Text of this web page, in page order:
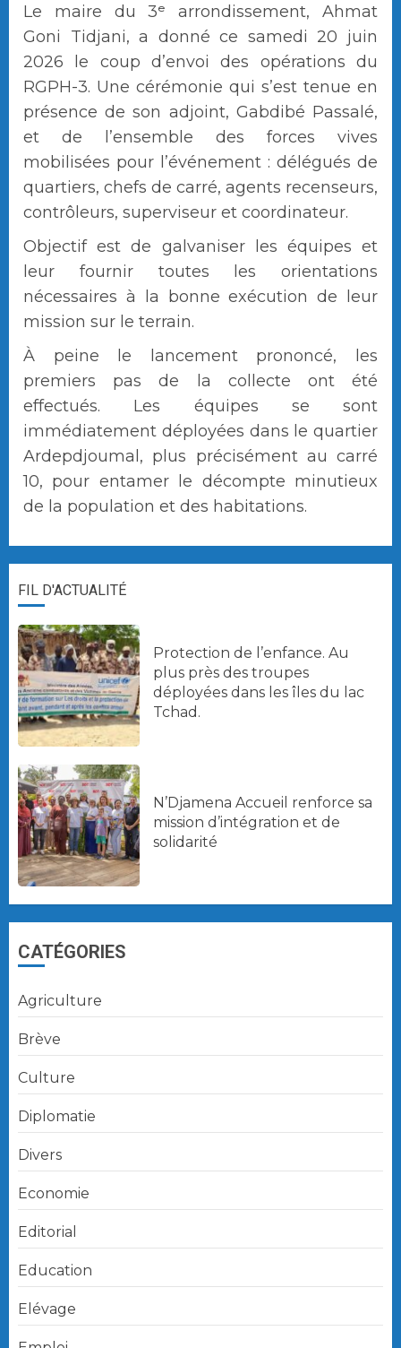
Le maire du 3ᵉ arrondissement, Ahmat
Goni Tidjani, a donné ce samedi 20 juin
2026 le coup d’envoi des opérations du
RGPH-3. Une cérémonie qui s’est tenue en
présence de son adjoint, Gabdibé Passalé,
et de l’ensemble des forces vives
mobilisées pour l’événement : délégués de
quartiers, chefs de carré, agents recenseurs,
contrôleurs, superviseur et coordinateur.
Objectif est de galvaniser les équipes et
leur fournir toutes les orientations
nécessaires à la bonne exécution de leur
mission sur le terrain.
À peine le lancement prononcé, les
premiers pas de la collecte ont été
effectués. Les équipes se sont
immédiatement déployées dans le quartier
Ardepdjoumal, plus précisément au carré
10, pour entamer le décompte minutieux
de la population et des habitations.
FIL D'ACTUALITÉ
Protection de l’enfance. Au
plus près des troupes
déployées dans les îles du lac
Tchad.
N’Djamena Accueil renforce sa
mission d’intégration et de
solidarité
CATÉGORIES
Agriculture
Brève
Culture
Diplomatie
Divers
Economie
Editorial
Education
Elévage